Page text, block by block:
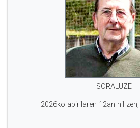
SORALUZE
2026ko apirilaren 12an hil